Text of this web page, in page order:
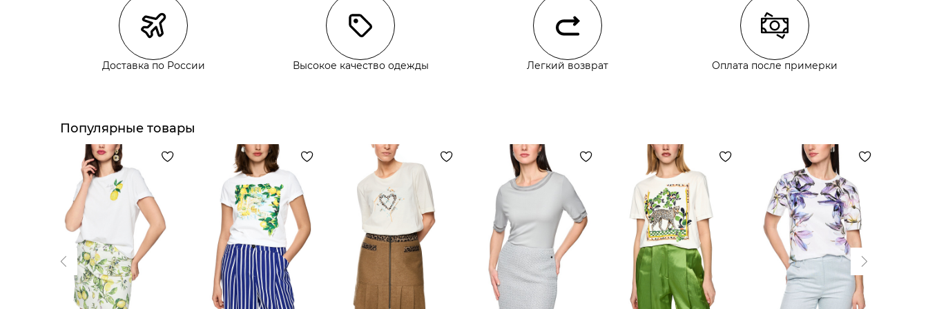
Курьерская доставка СДЭК
Самовывоз из пункта выдачи СДЭК
Самовывоз из наших магазинов
Самовывоз из пункта выдачи СДЭК
Доставка по России Высокое качество одежды Легкий возврат Оплата после примерки
Популярные товары